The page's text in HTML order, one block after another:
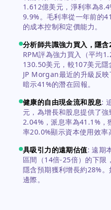
1.612億美元，淨利率為
9.9%。毛利率從一年前的
的成本控制和定價能力。
分析師共識強力買入，隱
RPM評為強力買入（平均
130.50美元，較107美元
JP Morgan最近的升級反
暗示41%的潛在回報。
健康的自由現金流和股息:
元，為增長和股息提供了
2.04%，派息率為41.1%，
率20.0%顯示資本使用效率
具吸引力的遠期估值:遠期
區間（14倍-25倍）的下限
隱含預期獲利增長約28%
邊際。